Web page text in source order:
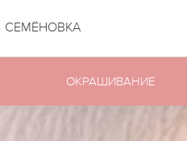
СЕМЁНОВКА
ОКРАШИВАНИЕ